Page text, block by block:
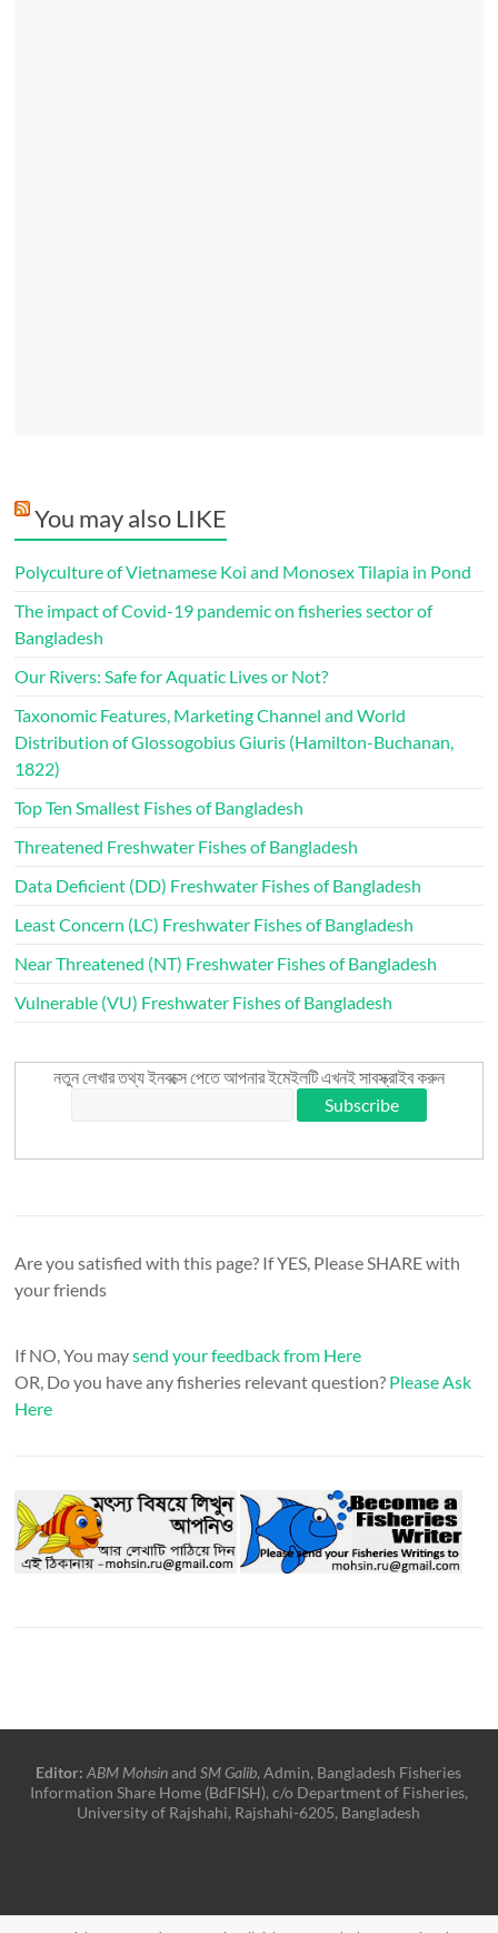
You may also LIKE
Polyculture of Vietnamese Koi and Monosex Tilapia in Pond
The impact of Covid-19 pandemic on fisheries sector of
Bangladesh
Our Rivers: Safe for Aquatic Lives or Not?
Taxonomic Features, Marketing Channel and World
Distribution of Glossogobius Giuris (Hamilton-Buchanan,
1822)
Top Ten Smallest Fishes of Bangladesh
Threatened Freshwater Fishes of Bangladesh
Data Deficient (DD) Freshwater Fishes of Bangladesh
Least Concern (LC) Freshwater Fishes of Bangladesh
Near Threatened (NT) Freshwater Fishes of Bangladesh
Vulnerable (VU) Freshwater Fishes of Bangladesh
নতুন লেখার তথ্য ইনবক্সে পেতে আপনার ইমেইলটি এখনই সাবস্ক্রাইব করুন
Are you satisfied with this page? If YES, Please SHARE with
your friends
If NO, You maysend your feedback from Here
OR, Do you have any fisheries relevant question? Please Ask
Here
Editor: ABM MohsinandSM Galib, Admin, Bangladesh Fisheries
Information Share Home (BdFISH), c/o Department of Fisheries,
University of Rajshahi, Rajshahi-6205, Bangladesh